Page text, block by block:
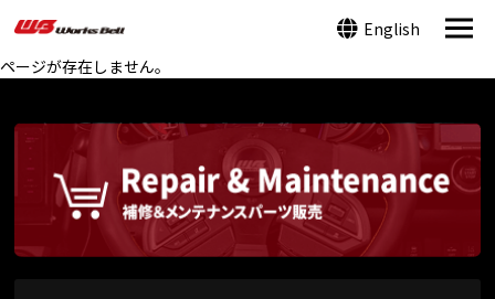
English
ページが存在しません。